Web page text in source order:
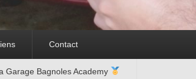
Contact
Garage Bagnoles Academy